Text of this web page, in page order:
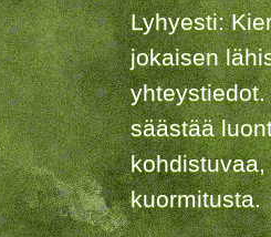
Lyhyesti:
jokaisen
säästää
kuormitusta.